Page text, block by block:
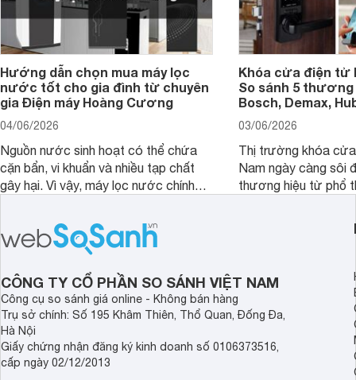
Hướng dẫn chọn mua máy lọc
nước tốt cho gia đình từ chuyên
gia Điện máy Hoàng Cương
04/06/2026
Nguồn nước sinh hoạt có thể chứa
cặn bẩn, vi khuẩn và nhiều tạp chất
gây hại. Vì vậy, máy lọc nước chính
sức khỏe và đảm bảo nguồn nước
sạch cho cả gia đình.
Khóa cửa điện tử
So sánh 5 thương
Bosch, Demax,
03/06/2026
Thị trường khóa
Nam ngày càng sôi
thương hiệu từ phổ
cửa điện tử hãng
sẽ so sánh 5
Demax, Hubert và
CÔNG TY CỔ PHẦN SO SÁNH VIỆT NAM
Công cụ so sánh giá online - Không bán hàng
Trụ sở chính: Số 195 Khâm Thiên, Thổ Quan, Đống Đa,
Hà Nội
Giấy chứng nhận đăng ký kinh doanh số 0106373516,
cấp ngày 02/12/2013